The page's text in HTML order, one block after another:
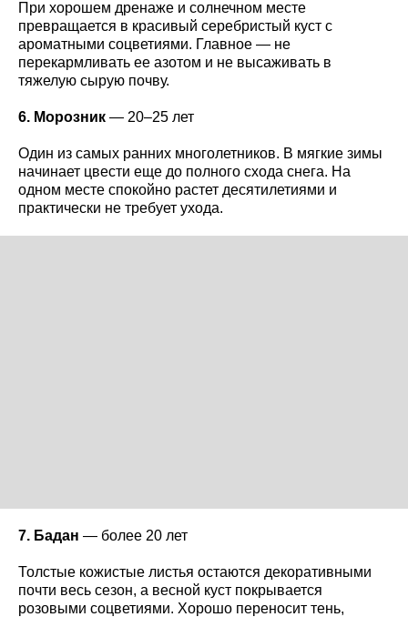
При хорошем дренаже и солнечном месте
превращается в красивый серебристый куст с
ароматными соцветиями. Главное — не
перекармливать ее азотом и не высаживать в
тяжелую сырую почву.
6. Морозник — 20–25 лет
Один из самых ранних многолетников. В мягкие зимы
начинает цвести еще до полного схода снега. На
одном месте спокойно растет десятилетиями и
практически не требует ухода.
7. Бадан — более 20 лет
Толстые кожистые листья остаются декоративными
почти весь сезон, а весной куст покрывается
розовыми соцветиями. Хорошо переносит тень,